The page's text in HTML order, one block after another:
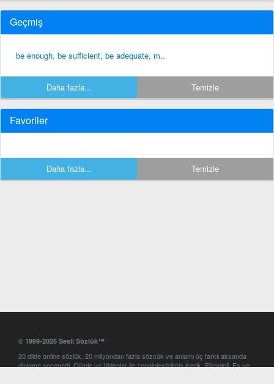
Geçmiş
be enough, be sufficient, be adequate, m..
Daha fazla... Temizle
Favoriler
Daha fazla... Temizle
© 1999-2026 Sesli Sözlük™
20 dilde online sözlük. 20 milyondan fazla sözcük ve anlamı üç farklı aksanda
dinleme seçeneği. Cümle ve Videolar ile zenginleştirilmiş içerik. Etimoloji, Eş ve